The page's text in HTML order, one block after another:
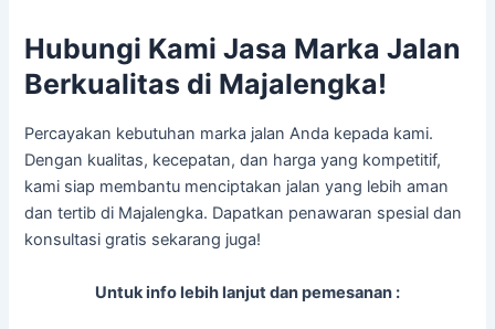
Hubungi Kami Jasa Marka Jalan
Berkualitas di Majalengka!
Percayakan kebutuhan marka jalan Anda kepada kami.
Dengan kualitas, kecepatan, dan harga yang kompetitif,
kami siap membantu menciptakan jalan yang lebih aman
dan tertib di Majalengka. Dapatkan penawaran spesial dan
konsultasi gratis sekarang juga!
Untuk info lebih lanjut dan pemesanan :